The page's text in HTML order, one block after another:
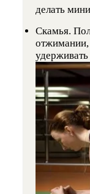
делать
Скамья.
отжимании,
удерживать